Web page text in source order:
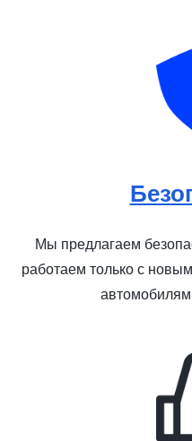
Мы предлагаем
работаем только с